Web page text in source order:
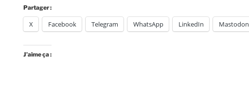
Partager :
X Facebook Telegram WhatsApp LinkedIn Mastodon
J’aime ça :